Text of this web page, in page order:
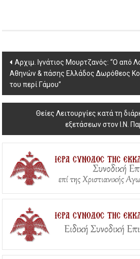
Post
navigation
Aρχιμ. Ιγνάτιος Μουρτζανός: “Ο από
Αθηνών & πάσης Ελλάδος Δωρόθεος
του περί Γάμου”
Θείες Λειτουργίες κατά τη
εξετάσεων στον Ι.Ν.